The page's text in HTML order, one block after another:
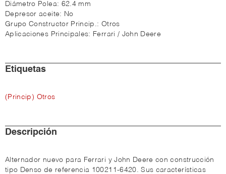
Diámetro Polea: 62.4 mm
Depresor aceite: No
Grupo Constructor Princip.: Otros
Aplicaciones Principales: Ferrari / John Deere
Etiquetas
(Princip) Otros
Descripción
Alternador nuevo para Ferrari y John Deere con construcción
tipo Denso de referencia 100211-6420. Sus características